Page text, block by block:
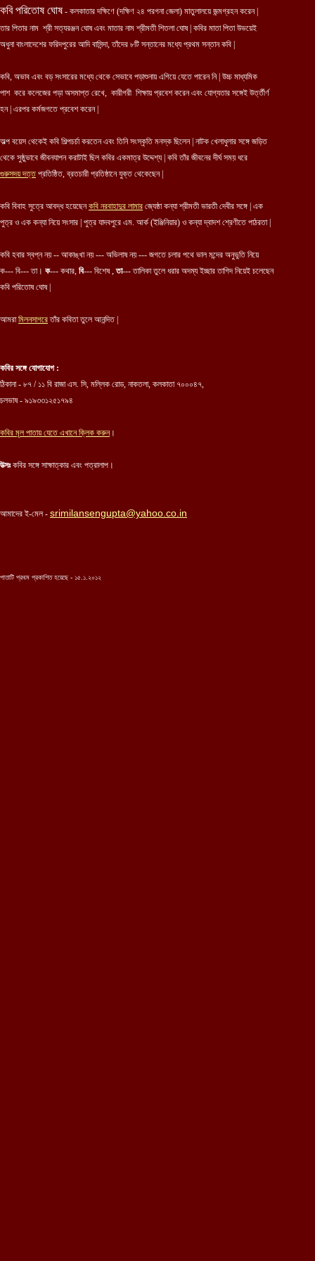
কবি পরিতোষ ঘোষ- কলকাতার দক্ষিণে (দক্ষিণ ২৪ পরগনা জেলা) মাতুলালয়ে জন্মগ্রহন করেন |
তার পিতার নাম শ্রী সত্যরঞ্জন ঘোষ এবং মাতার নাম শ্রীমতী শিতলা ঘোষ | কবির মাতা পিতা উভয়েই
অধুনা বাংলাদেশের ফরিদপুরের আদি বাসিন্দা, তাঁদের ৮টি সন্তানের মধ্যে প্রথম সন্তান কবি |
কবি, অভাব এবং বড় সংসারের মধ্যে থেকে সেভাবে পড়াশুনায় এগিয়ে যেতে পারেন নি | উচ্চ মাধ্যমিক
পাশ করে কলেজের পড়া অসমাপ্ত রেখে, কারীগরী শিক্ষায় প্রবেশ করেন এবং যোগ্যতার সঙ্গেই উর্ত্তীর্ণ
হন | এরপর কর্মজগতে প্রবেশ করেন |
অল্প বয়েস থেকেই কবি শিল্পচর্চা করতেন এবং তিনি সংস্কৃতি মনস্ক ছিলেন | নাটক খেলাধুলার সঙ্গে জড়িত
থেকে সুষ্ঠুভাবে জীবনযাপন করাটাই ছিল কবির একমাত্র উদ্দেশ্য | কবি তাঁর জীবনের দীর্ঘ সময় ধরে
গুরুসদয় দত্তপ্রতিষ্ঠিত, ব্রতচারী প্রতিষ্ঠানে যুক্ত থেকেছেন |
কবি বিবাহ সুত্রে আবদ্ধ হয়েছেনকবি নরবাহাদুর লামার জ্যেষ্ঠা কন্যা শ্রীমতী ভারতী দেবীর সঙ্গে | এক
পুত্র ও এক কন্যা নিয়ে সংসার | পুত্র যাদবপুরে এম. আর্ক (ইঞ্জিনিয়ার) ও কন্যা দ্বাদশ শ্রেণীতে পাঠরতা |
কবি হবার স্বপ্ন নয় -- আকাঙ্খা নয় --- অভিলাষ নয় --- জগতে চলার পথে ভাল মন্দের অনুভুতি নিয়ে
ক--- বি--- তা। ক--- কথার, বি--- বিশেষ ,তা--- তালিকা তুলে ধরার অদম্য ইচ্ছার তাগিদ নিয়েই চলেছেন
কবি পরিতোষ ঘোষ |
আমরামিলনসাগরেতাঁর কবিতা তুলে আনন্দিত |
কবির সঙ্গে যোগাযোগ :
ঠিকানা - ৮৭ / ১১ বি রাজা এস. সি, মল্লিক রোড, নাকতলা, কলকাতা ৭০০০৪৭,
চলভাষ - ৯১৯৩৩১২৫১৭৯৪
কবির মৃল পাতায় যেতে এখানে ক্লিক করুন।
উত্সঃকবির সঙ্গে সাক্ষাত্কার এবং পত্রালাপ।
আমাদের ই-মেল - srimilansengupta@yahoo.co.in
পাতাটি প্রথম প্রকাশিত হয়েছে - ১৫.১.২০১২